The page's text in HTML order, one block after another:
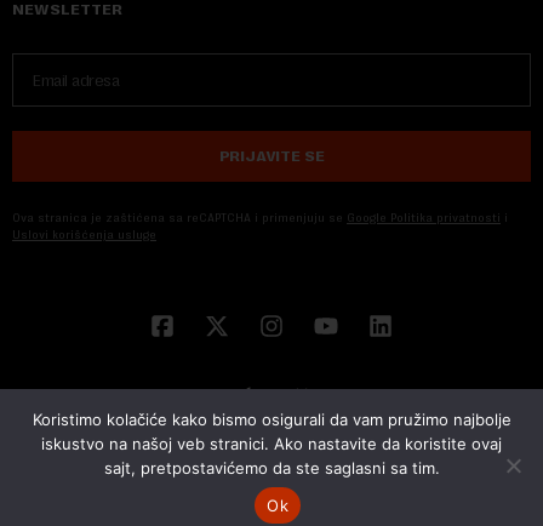
NEWSLETTER
PRIJAVITE SE
Ova stranica je zaštićena sa reCAPTCHA i primenjuju se Google Politika privatnosti i
Uslovi korišćenja usluge
© 2026 NOVA EKONOMIJA | SVA PRAVA ZADŽANA | DEVELOPED BY
Koristimo kolačiće kako bismo osigurali da vam pružimo najbolje
iskustvo na našoj veb stranici. Ako nastavite da koristite ovaj
sajt, pretpostavićemo da ste saglasni sa tim.
Ok